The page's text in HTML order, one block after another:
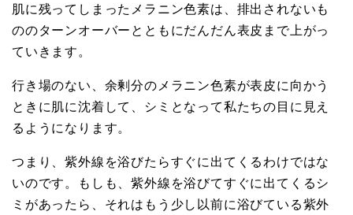
肌に残ってしまったメラニン色素は、排出されないも
ののターンオーバーとともにだんだん表皮まで上がっ
ていきます。
行き場のない、余剰分のメラニン色素が表皮に向かう
ときに肌に沈着して、シミとなって私たちの目に見え
るようになります。
つまり、紫外線を浴びたらすぐに出てくるわけではな
いのです。もしも、紫外線を浴びてすぐに出てくるシ
ミがあったら、それはもう少し以前に浴びている紫外